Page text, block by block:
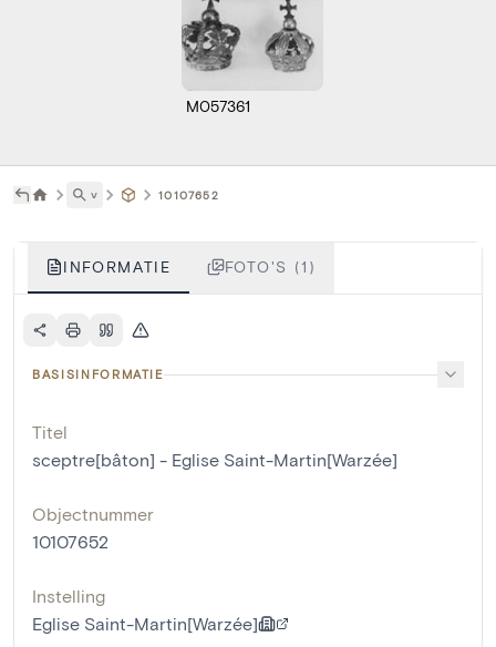
M057361
˅ 10107652
INFORMATIE FOTO'S (1)
BASISINFORMATIE
Titel
sceptre[bâton] - Eglise Saint-Martin[Warzée]
Objectnummer
10107652
Instelling
Eglise Saint-Martin[Warzée]